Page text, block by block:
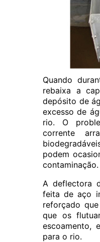
Quando
rebaixa a
depósito de
excesso de
rio. O
corrente
podem
contaminação.
A deflectora
feita de aço
reforçado
que os
escoamento,
para o rio.